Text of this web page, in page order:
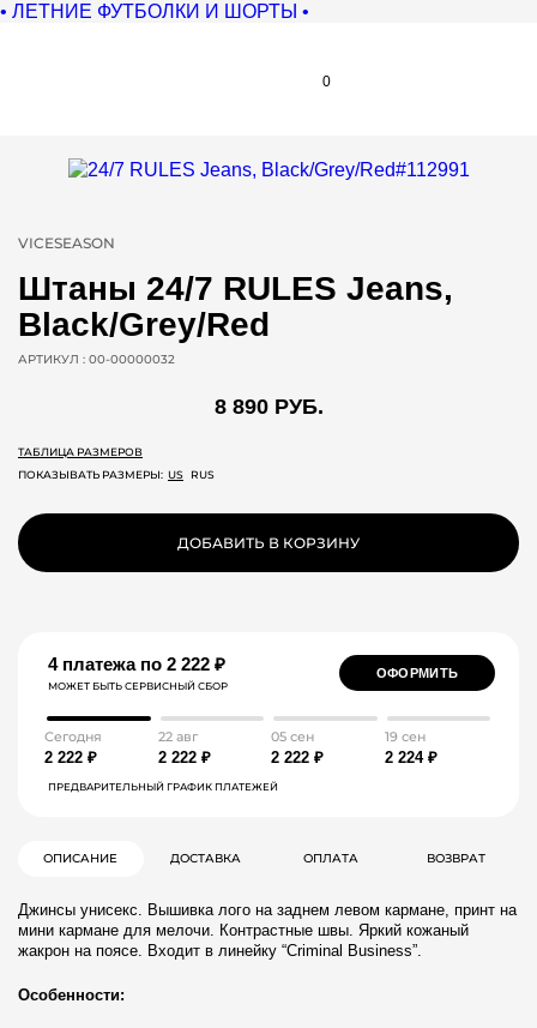
• ЛЕТНИЕ ФУТБОЛКИ И ШОРТЫ •
0
VICESEASON
Штаны 24/7 RULES Jeans,
Black/Grey/Red
АРТИКУЛ : 00-00000032
8 890 РУБ.
ТАБЛИЦА РАЗМЕРОВ
ПОКАЗЫВАТЬ РАЗМЕРЫ: US RUS
ДОБАВИТЬ В КОРЗИНУ
4 платежа по 2 222 ₽
МОЖЕТ БЫТЬ СЕРВИСНЫЙ СБОР
ОФОРМИТЬ
Сегодня
2 222 ₽
22 авг
2 222 ₽
05 сен
2 222 ₽
19 сен
2 224 ₽
ПРЕДВАРИТЕЛЬНЫЙ ГРАФИК ПЛАТЕЖЕЙ
ОПИСАНИЕ ДОСТАВКА ОПЛАТА ВОЗВРАТ
Джинсы унисекс. Вышивка лого на заднем левом кармане, принт на
мини кармане для мелочи. Контрастные швы. Яркий кожаный
жакрон на поясе. Входит в линейку “Criminal Business”.
Особенности: